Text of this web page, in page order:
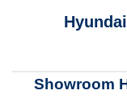
Showroom